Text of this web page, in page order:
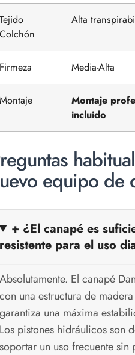
Tejido
Colchón
Alta
Firmeza Media-Alta
Montaje
Montaje
incluido
equipo de
+ ¿El canapé es
resistente para el uso
Absolutamente. El canapé
con una estructura de
garantiza una máxima
Los pistones hidráulicos son
soportar un uso frecuente